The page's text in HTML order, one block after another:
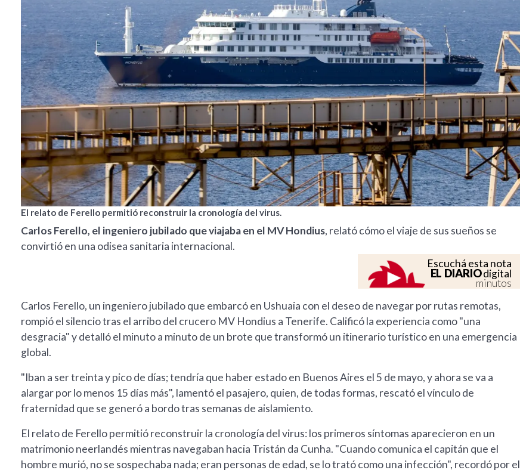
El relato de Ferello permitió reconstruir la cronología del virus.
Carlos Ferello, el ingeniero jubilado que viajaba en el MV Hondius, relató cómo el viaje de sus sueños se
convirtió en una odisea sanitaria internacional.
Escuchá esta nota
EL DIARIOdigital
minutos
Carlos Ferello, un ingeniero jubilado que embarcó en Ushuaia con el deseo de navegar por rutas remotas,
rompió el silencio tras el arribo del crucero MV Hondius a Tenerife. Calificó la experiencia como "una
desgracia" y detalló el minuto a minuto de un brote que transformó un itinerario turístico en una emergencia
global.
"Iban a ser treinta y pico de días; tendría que haber estado en Buenos Aires el 5 de mayo, y ahora se va a
alargar por lo menos 15 días más", lamentó el pasajero, quien, de todas formas, rescató el vínculo de
fraternidad que se generó a bordo tras semanas de aislamiento.
El relato de Ferello permitió reconstruir la cronología del virus: los primeros síntomas aparecieron en un
matrimonio neerlandés mientras navegaban hacia Tristán da Cunha. "Cuando comunica el capitán que el
hombre murió, no se sospechaba nada; eran personas de edad, se lo trató como una infección", recordó por el